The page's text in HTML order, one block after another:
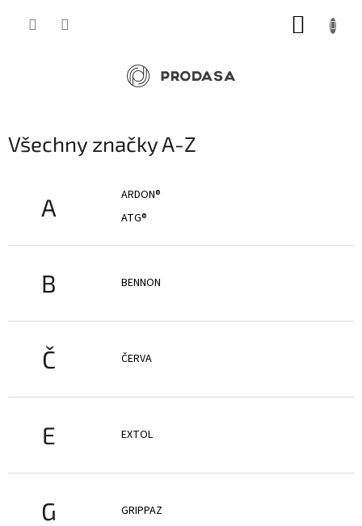
Všechny značky A-Z
A
ARDON®
ATG®
B BENNON
Č ČERVA
E EXTOL
G GRIPPAZ